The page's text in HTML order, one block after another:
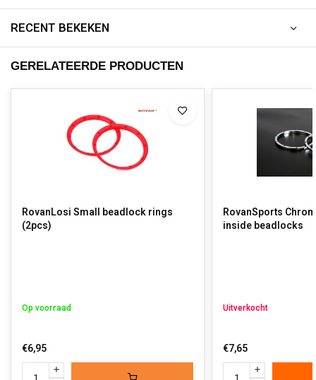
RECENT BEKEKEN
GERELATEERDE PRODUCTEN
RovanLosi Small beadlock rings
(2pcs)
Op voorraad
€6,95
RovanSports
inside beadlocks
Uitverkocht
€7,65